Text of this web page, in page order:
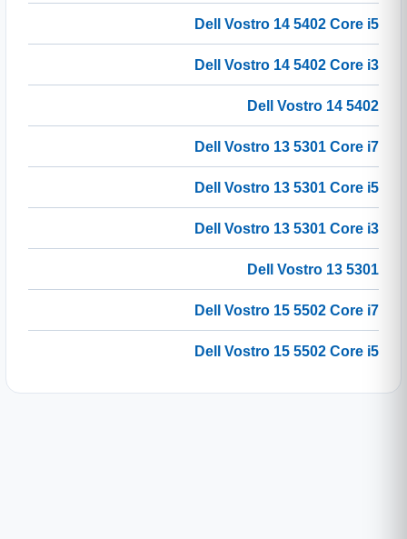
Dell Vostro 14 5402 Core i5
Dell Vostro 14 5402 Core i3
Dell Vostro 14 5402
Dell Vostro 13 5301 Core i7
Dell Vostro 13 5301 Core i5
Dell Vostro 13 5301 Core i3
Dell Vostro 13 5301
Dell Vostro 15 5502 Core i7
Dell Vostro 15 5502 Core i5